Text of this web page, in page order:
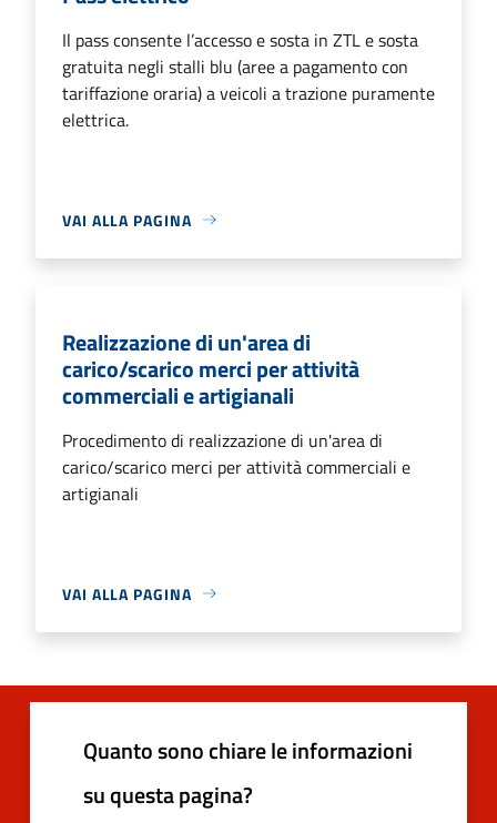
Il pass consente l’accesso e sosta in ZTL e sosta
gratuita negli stalli blu (aree a pagamento con
tariffazione oraria) a veicoli a trazione puramente
elettrica.
VAI ALLA PAGINA
Realizzazione di un'area di
carico/scarico merci per attività
commerciali e artigianali
Procedimento di realizzazione di un'area di
carico/scarico merci per attività commerciali e
artigianali
VAI ALLA PAGINA
Quanto sono chiare le informazioni
su questa pagina?